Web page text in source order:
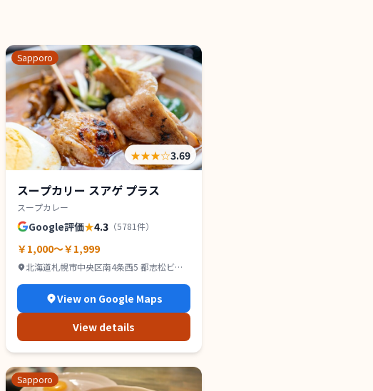
Sapporo
★★★☆3.69
スープカリー スアゲ プラス
スープカレー
Google評価★4.3 （5781件）
￥1,000～￥1,999
北海道札幌市中央区南4条西5 都志松ビル
View on Google Maps
View details
Sapporo